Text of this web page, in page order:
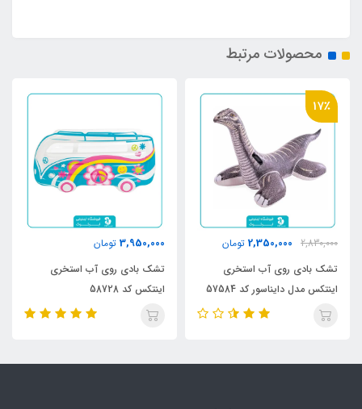
محصولات مرتبط
17٪
2,830,000
2,350,000 تومان
تشک بادی روی آب استخری
اینتکس مدل دایناسور کد 57584
3,950,000 تومان
تشک بادی روی آب استخری
اینتکس کد 58728